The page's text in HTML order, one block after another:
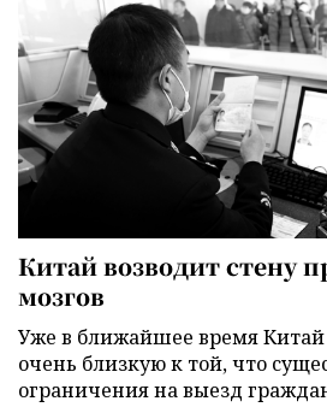
Китай возводит стену
мозгов
Уже в ближайшее время Китай
очень близкую к той, что
ограничения на выезд